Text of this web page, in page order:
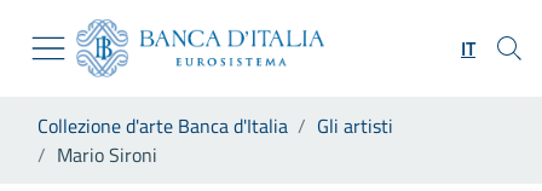
Skip to Main Content
Vai al sito istituzionale
Vai al menu di navigazione
Vai alla ricerca
Vai al footer
IT
Collezione d'arte Banca d'Italia
Gli artisti
Mario Sironi